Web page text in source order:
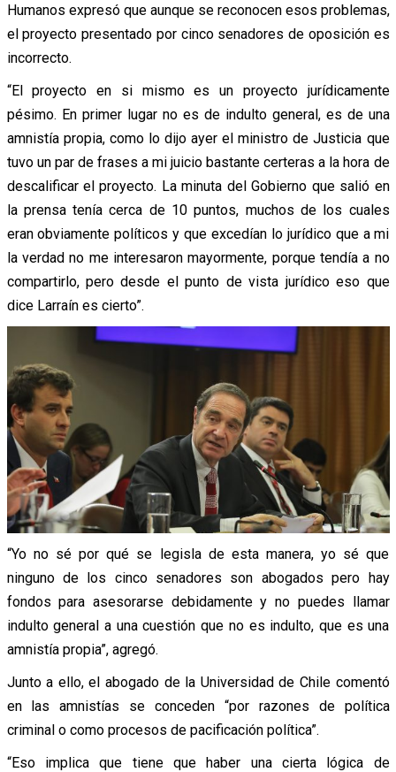
Humanos expresó que aunque se reconocen esos problemas,
el proyecto presentado por cinco senadores de oposición es
incorrecto.
“El proyecto en si mismo es un proyecto jurídicamente
pésimo. En primer lugar no es de indulto general, es de una
amnistía propia, como lo dijo ayer el ministro de Justicia que
tuvo un par de frases a mi juicio bastante certeras a la hora de
descalificar el proyecto. La minuta del Gobierno que salió en
la prensa tenía cerca de 10 puntos, muchos de los cuales
eran obviamente políticos y que excedían lo jurídico que a mi
la verdad no me interesaron mayormente, porque tendía a no
compartirlo, pero desde el punto de vista jurídico eso que
dice Larraín es cierto”.
“Yo no sé por qué se legisla de esta manera, yo sé que
ninguno de los cinco senadores son abogados pero hay
fondos para asesorarse debidamente y no puedes llamar
indulto general a una cuestión que no es indulto, que es una
amnistía propia”, agregó.
Junto a ello, el abogado de la Universidad de Chile comentó
en las amnistías se conceden “por razones de política
criminal o como procesos de pacificación política”.
“Eso implica que tiene que haber una cierta lógica de